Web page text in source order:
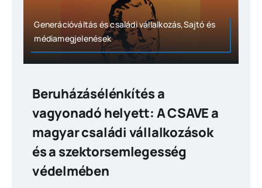
Generációváltás és családi vállalkozás,Sajtó és
médiamegjelenések
Beruházásélénkítés a
vagyonadó helyett: A CSAVE a
magyar családi vállalkozások
és a szektorsemlegesség
védelmében